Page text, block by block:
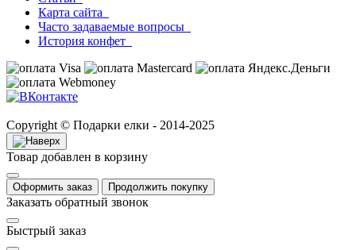
Карта сайта
Часто задаваемые вопросы
История конфет
Copyright © Подарки елки - 2014-2025
Товар добавлен в корзину
Оформить заказ Продолжить покупку
Заказать обратный звонок
Быстрый заказ